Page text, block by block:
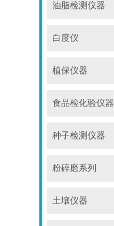
油脂检测仪器
白度仪
植保仪器
食品检化验仪器
种子检测仪器
粉碎磨系列
土壤仪器